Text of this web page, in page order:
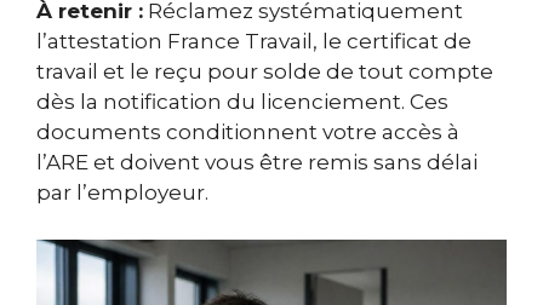
À retenir : Réclamez systématiquement
l’attestation France Travail, le certificat de
travail et le reçu pour solde de tout compte
dès la notification du licenciement. Ces
documents conditionnent votre accès à
l’ARE et doivent vous être remis sans délai
par l’employeur.